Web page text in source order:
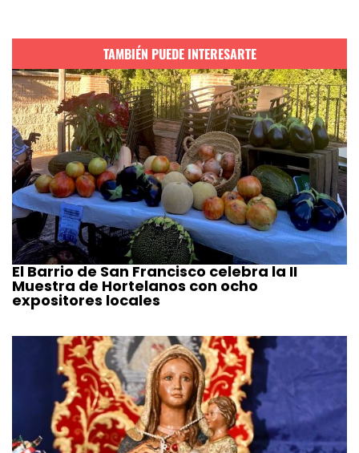
TAMBIÉN PUEDE INTERESARTE
El Barrio de San Francisco celebra la II
Muestra de Hortelanos con ocho
expositores locales